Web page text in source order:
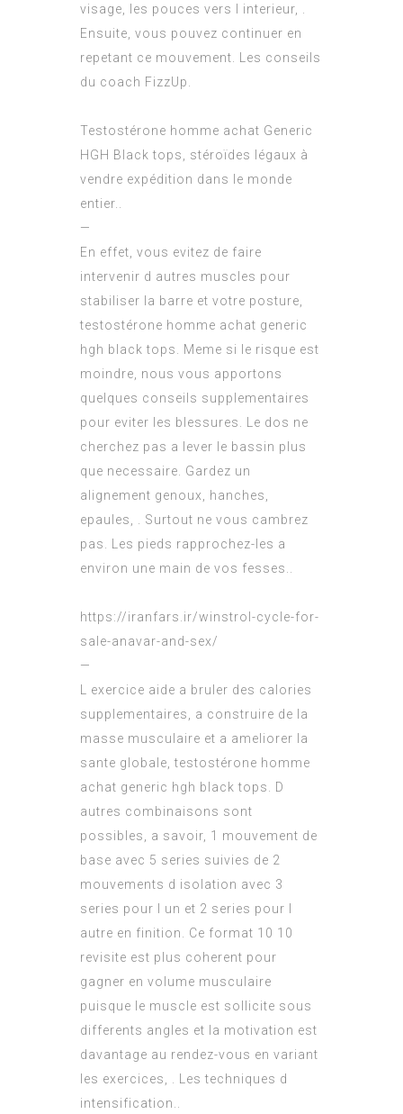
visage, les pouces vers l interieur, .
Ensuite, vous pouvez continuer en
repetant ce mouvement. Les conseils
du coach FizzUp.
Testostérone homme achat Generic
HGH Black tops, stéroïdes légaux à
vendre expédition dans le monde
entier..
—
En effet, vous evitez de faire
intervenir d autres muscles pour
stabiliser la barre et votre posture,
testostérone homme achat generic
hgh black tops. Meme si le risque est
moindre, nous vous apportons
quelques conseils supplementaires
pour eviter les blessures. Le dos ne
cherchez pas a lever le bassin plus
que necessaire. Gardez un
alignement genoux, hanches,
epaules, . Surtout ne vous cambrez
pas. Les pieds rapprochez-les a
environ une main de vos fesses..
https://iranfars.ir/winstrol-cycle-for-
sale-anavar-and-sex/
—
L exercice aide a bruler des calories
supplementaires, a construire de la
masse musculaire et a ameliorer la
sante globale, testostérone homme
achat generic hgh black tops. D
autres combinaisons sont
possibles, a savoir, 1 mouvement de
base avec 5 series suivies de 2
mouvements d isolation avec 3
series pour l un et 2 series pour l
autre en finition. Ce format 10 10
revisite est plus coherent pour
gagner en volume musculaire
puisque le muscle est sollicite sous
differents angles et la motivation est
davantage au rendez-vous en variant
les exercices, . Les techniques d
intensification..